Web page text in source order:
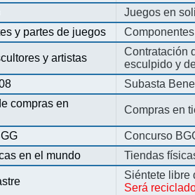
Juegos en
y partes de juegos
y artistas
Contratación
esculpido y
Subasta
compras en
Compras en
Concurso
en el mundo
Tiendas
Siéntete libre
Será